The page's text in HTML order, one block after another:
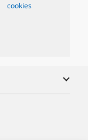
cookies